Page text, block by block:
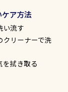
ア方法
い流す
リーナーで洗
拭き取る